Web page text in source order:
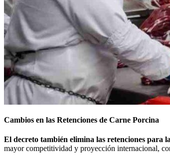
Cambios en las Retenciones de Carne Porcina
El decreto también elimina las retenciones para
mayor competitividad y proyección internacional,